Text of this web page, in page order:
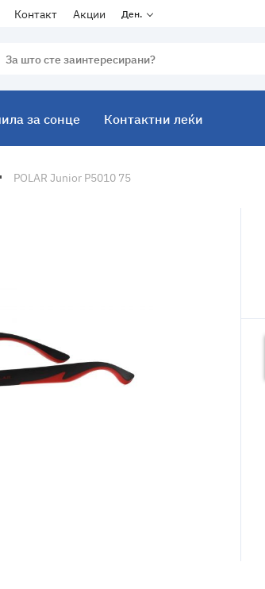
Контакт Акции Ден.
за сонце Контактни леќи
POLAR Junior P5010 75